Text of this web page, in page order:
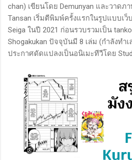
chan) เขียนโดย Demunyan และวาดภ
Tansan เริ่มตีพิมพ์ครั้งแรกในรูปแบบเ
Seiga ในปี 2021 ก่อนรวบรวมเป็น
Shogakukan ปัจจุบันมี 8 เล่ม (กำลังทำ
ประกาศดัดแปลงเป็นอนิเมะทีวีโดย